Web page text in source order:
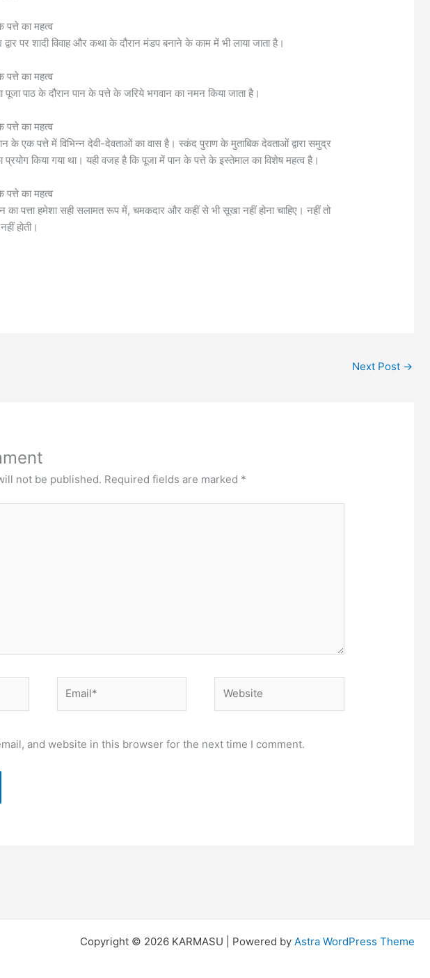
का महत्व
पर शादी विवाह और कथा के दौरान मंडप बनाने के काम में भी लाया जाता है।
का महत्व
पूजा पाठ के दौरान पान के पत्ते के जरिये भगवान का नमन किया जाता है।
का महत्व
के एक पत्ते में विभिन्न देवी-देवताओं का वास है। स्कंद पुराण के मुताबिक देवताओं द्वारा समुद्र
किया गया था। यही वजह है कि पूजा में पान के पत्ते के इस्तेमाल का विशेष महत्व है।
का महत्व
का पत्ता हमेशा सही सलामत रूप में, चमकदार और कहीं से भी सूखा नहीं होना चाहिए। नहीं तो
होती।
Next Post →
not be published. Required fields are marked *
and website in this browser for the next time I comment.
Copyright © 2026 KARMASU | Powered by Astra WordPress Theme